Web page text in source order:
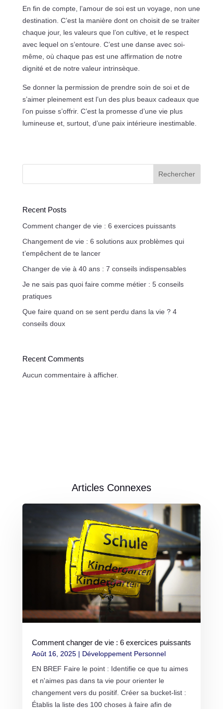
En fin de compte, l’amour de soi est un voyage, non une
destination. C’est la manière dont on choisit de se traiter
chaque jour, les valeurs que l’on cultive, et le respect
avec lequel on s’entoure. C’est une danse avec soi-
même, où chaque pas est une affirmation de notre
dignité et de notre valeur intrinsèque.
Se donner la permission de prendre soin de soi et de
s’aimer pleinement est l’un des plus beaux cadeaux que
l’on puisse s’offrir. C’est la promesse d’une vie plus
lumineuse et, surtout, d’une paix intérieure inestimable.
Rechercher
Recent Posts
Comment changer de vie : 6 exercices puissants
Changement de vie : 6 solutions aux problèmes qui
t’empêchent de te lancer
Changer de vie à 40 ans : 7 conseils indispensables
Je ne sais pas quoi faire comme métier : 5 conseils
pratiques
Que faire quand on se sent perdu dans la vie ? 4
conseils doux
Recent Comments
Aucun commentaire à afficher.
Articles Connexes
Comment changer de vie : 6 exercices puissants
Août 16, 2025| Développement Personnel
EN BREF Faire le point : Identifie ce que tu aimes
et n'aimes pas dans ta vie pour orienter le
changement vers du positif. Créer sa bucket-list :
Établis la liste des 100 choses à faire afin de